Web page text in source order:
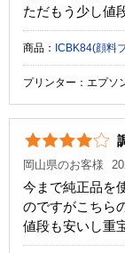
ただもう少し値
商品： ICBK84(顔料
プリンター：エプ
岡山県のお客様
今まで純正品を
のですがこちら
値段も安いし重